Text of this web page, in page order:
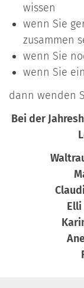
wissen
wenn Sie
zusammen
wenn Sie
wenn Sie
dann wenden
Bei der